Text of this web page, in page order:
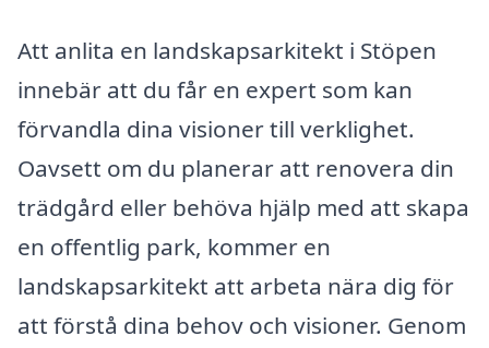
Att anlita en landskapsarkitekt i Stöpen
innebär att du får en expert som kan
förvandla dina visioner till verklighet.
Oavsett om du planerar att renovera din
trädgård eller behöva hjälp med att skapa
en offentlig park, kommer en
landskapsarkitekt att arbeta nära dig för
att förstå dina behov och visioner. Genom